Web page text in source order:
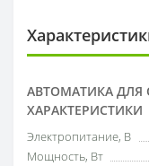
АВТОМАТИКА
ХАРАКТЕРИСТИКИ
Электропитание, В
Мощность, Вт